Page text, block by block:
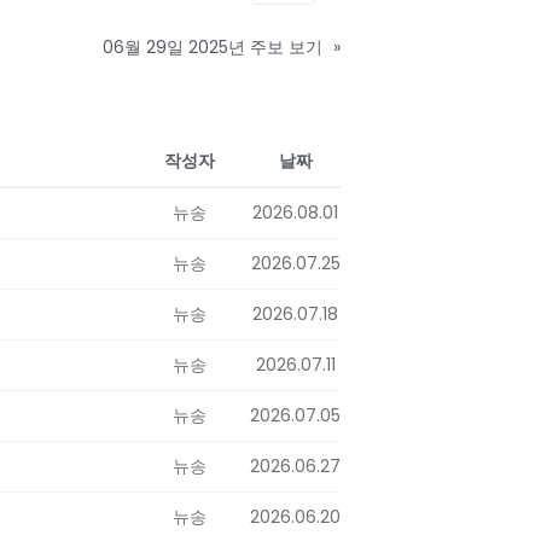
06월 29일 2025년 주보 보기 »
작성자 날짜
뉴송 2026.08.01
뉴송 2026.07.25
뉴송 2026.07.18
뉴송 2026.07.11
뉴송 2026.07.05
뉴송 2026.06.27
뉴송 2026.06.20